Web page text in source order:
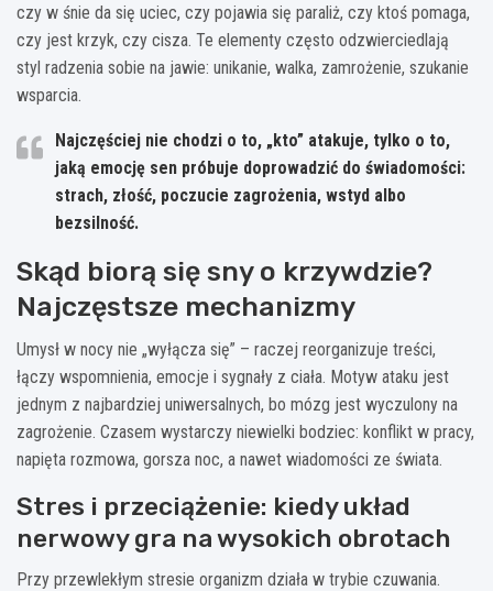
czy w śnie da się uciec, czy pojawia się paraliż, czy ktoś pomaga,
czy jest krzyk, czy cisza. Te elementy często odzwierciedlają
styl radzenia sobie na jawie: unikanie, walka, zamrożenie, szukanie
wsparcia.
Najczęściej nie chodzi o to, „kto” atakuje, tylko o to,
jaką emocję sen próbuje doprowadzić do świadomości:
strach, złość, poczucie zagrożenia, wstyd albo
bezsilność.
Skąd biorą się sny o krzywdzie?
Najczęstsze mechanizmy
Umysł w nocy nie „wyłącza się” – raczej reorganizuje treści,
łączy wspomnienia, emocje i sygnały z ciała. Motyw ataku jest
jednym z najbardziej uniwersalnych, bo mózg jest wyczulony na
zagrożenie. Czasem wystarczy niewielki bodziec: konflikt w pracy,
napięta rozmowa, gorsza noc, a nawet wiadomości ze świata.
Stres i przeciążenie: kiedy układ
nerwowy gra na wysokich obrotach
Przy przewlekłym stresie organizm działa w trybie czuwania.